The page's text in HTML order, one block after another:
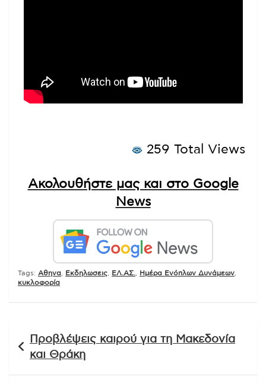
259 Total Views
Ακολουθήστε μας και στο Google
News
Tags: Αθηνα Εκδηλωσεις ΕΛ.ΑΣ. Ημέρα Ενόπλων Δυνάμεων
κυκλοφορία
άρθρων
Προβλέψεις καιρού για τη Μακεδονία
και Θράκη